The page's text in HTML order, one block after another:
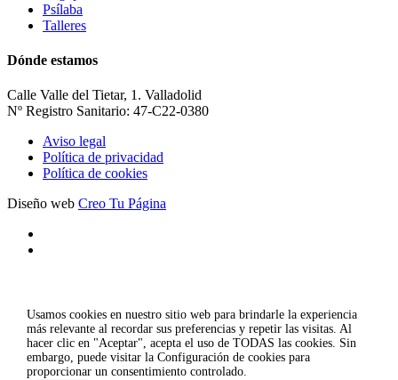
Psílaba
Talleres
Dónde estamos
Calle Valle del Tietar, 1. Valladolid
Nº Registro Sanitario: 47-C22-0380
Aviso legal
Política de privacidad
Política de cookies
Diseño web Creo Tu Página
Usamos cookies en nuestro sitio web para brindarle la experiencia
más relevante al recordar sus preferencias y repetir las visitas. Al
hacer clic en "Aceptar", acepta el uso de TODAS las cookies. Sin
embargo, puede visitar la Configuración de cookies para
proporcionar un consentimiento controlado.